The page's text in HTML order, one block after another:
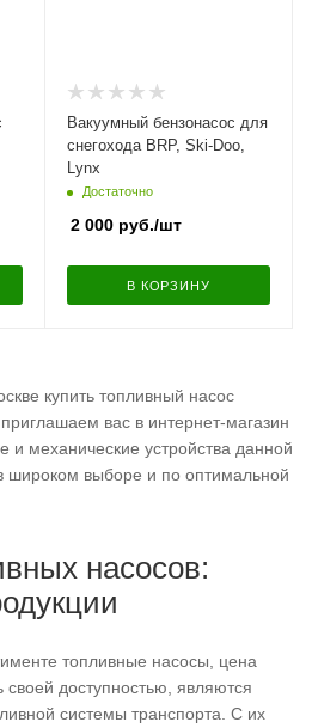
Вакуумный бензонасос для
снегохода BRP, Ski-Doo,
Lynx
Достаточно
2 000руб./шт
В КОРЗИНУ
купить топливный насос
приглашаем вас в интернет-магазин
и механические устройства данной
широком выборе и по оптимальной
насосов:
топливные насосы, цена
своей доступностью, являются
системы транспорта. С их